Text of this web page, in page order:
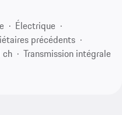
Électrique
précédents
Transmission intégrale